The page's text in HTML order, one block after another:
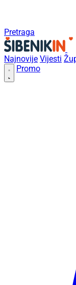
Pretraga
Najnovije Vijesti
Promo